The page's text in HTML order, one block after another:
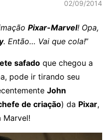
02/09/2014
Pixar-Marvel! Opa,
. Então… Vai que cola!”
safado que chegou a
pode ir tirando seu
John
de criação) da Pixar,
Marvel!